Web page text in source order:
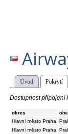
Úvod Pokrytí
Dostupnost připojení
okres
Hlavní město Praha
Hlavní město Praha